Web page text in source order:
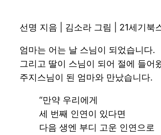
선명 지음 | 김소라 그림 | 21세기북
엄마는 어는 날 스님이 되었습니다.
그리고 딸이 스님이 되어 절에 들어
주지스님이 된 엄마와 만났습니다.
“만약 우리에게
세 번째 인연이 있다면
다음 생엔 부디 고운 인연으로